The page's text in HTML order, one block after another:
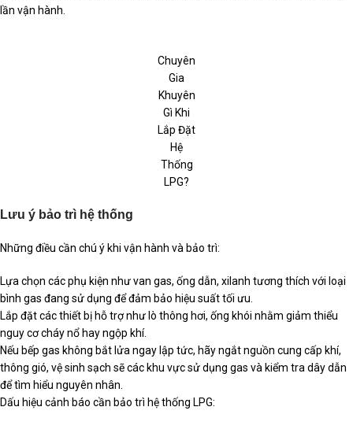
lần vận hành.
Chuyên
Gia
Khuyên
Gì Khi
Lắp Đặt
Hệ
Thống
LPG?
Lưu ý bảo trì hệ thống
Những điều cần chú ý khi vận hành và bảo trì:
Lựa chọn các phụ kiện như van gas, ống dẫn, xilanh tương thích với loại
bình gas đang sử dụng để đảm bảo hiệu suất tối ưu.
Lắp đặt các thiết bị hỗ trợ như lò thông hơi, ống khói nhằm giảm thiểu
nguy cơ cháy nổ hay ngộp khí.
Nếu bếp gas không bắt lửa ngay lập tức, hãy ngắt nguồn cung cấp khí,
thông gió, vệ sinh sạch sẽ các khu vực sử dụng gas và kiểm tra dây dẫn
để tìm hiểu nguyên nhân.
Dấu hiệu cảnh báo cần bảo trì hệ thống LPG: